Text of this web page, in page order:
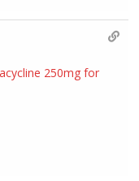
250mg for